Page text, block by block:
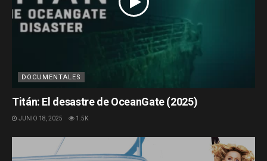
DOCUMENTALES
Titán: El desastre de OceanGate (2025)
JUNIO 18, 2025 1.5K